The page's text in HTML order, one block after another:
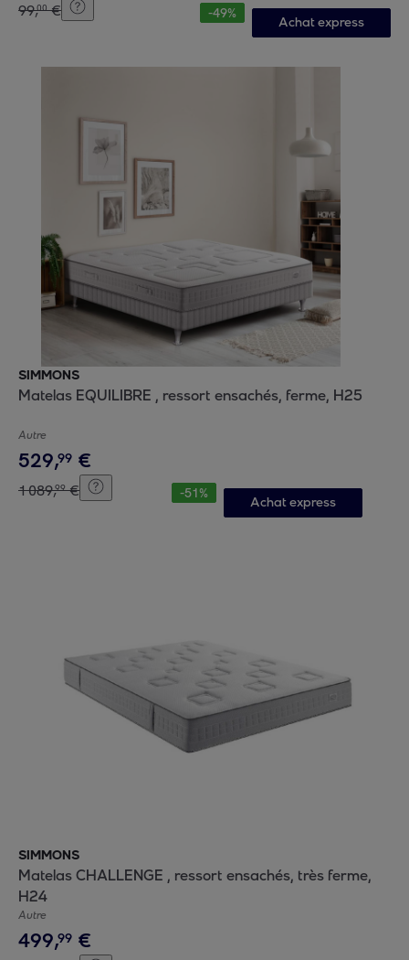
99,00 € -49%
Achat express
SIMMONS
Matelas EQUILIBRE , ressort ensachés, ferme, H25
Autre
529,99 €
1089,99 € -51%
Achat express
SIMMONS
Matelas CHALLENGE , ressort ensachés, très ferme,
H24
Autre
499,99 €